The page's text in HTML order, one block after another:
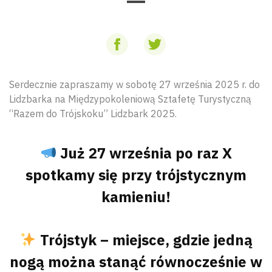
Serdecznie zapraszamy w sobotę 27 września 2025 r. do
Lidzbarka na Międzypokoleniową Sztafetę Turystyczną
“Razem do Trójskoku” Lidzbark 2025.
Już 27 września po raz X
spotkamy się przy trójstycznym
kamieniu!
Trójstyk – miejsce, gdzie jedną
nogą można stanąć równocześnie w